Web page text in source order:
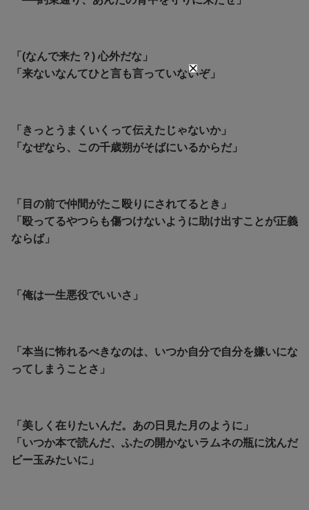
「(なんで来た？) 心外だな」
「来ないなんてひと言も言っていないぞ」
「きっとうまくいくって伝えたじゃないか」
「なぜなら、この千歳朔がそばにいるからだ」
「目の前で仲間がたこ殴りにされてるとき」
「殴ってるやつらも傷つけないように助け出すことが正義
ならば」
「俺は一生悪役でいいさ」
「本当に怖れるべきなのは、いつか自分で自分を嫌いにな
ってしまうことさ」
「美しく在りたいんだ。あの日見た月のように」
「いつか本で読んだ、ふたの開かないラムネの瓶に沈んだ
ビー玉みたいに」